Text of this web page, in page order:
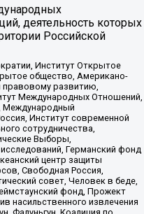
деятельность которых
Российской
Институт Открытое
общество, Американо-
правовому развитию,
Международных Отношений,
Международный
Институт современной
сотрудничества,
Выборы,
Германский фонд
центр защиты
Свободная Россия,
совет, Человек в беде,
фонд, Прожект
насильственного извлечения